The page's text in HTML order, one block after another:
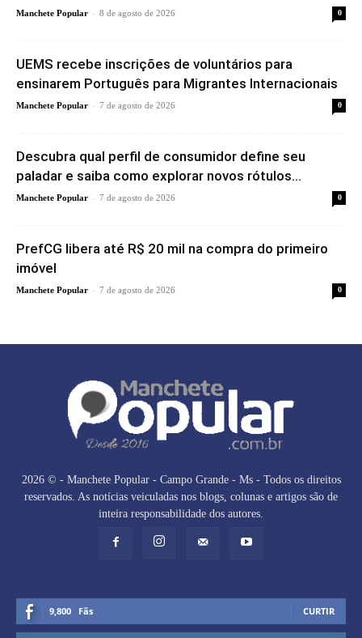
Manchete Popular - 8 de agosto de 2026 0
UEMS recebe inscrições de voluntários para
ensinarem Português para Migrantes Internacionais
Manchete Popular - 7 de agosto de 2026 0
Descubra qual perfil de consumidor define seu
paladar e saiba como explorar novos rótulos...
Manchete Popular - 7 de agosto de 2026 0
PrefCG libera até R$ 20 mil na compra do primeiro
imóvel
Manchete Popular - 7 de agosto de 2026 0
2026 © - Manchete Popular - Campo Grande - Ms - Todos os direitos
reservados. As notícias veiculadas nos blogs, colunas e artigos são de
inteira responsabilidade dos autores.
9,800 Fãs CURTIR